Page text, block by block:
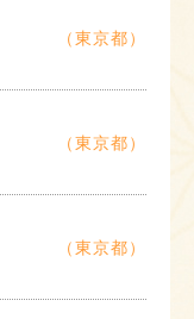
（東京都）
（東京都）
（東京都）